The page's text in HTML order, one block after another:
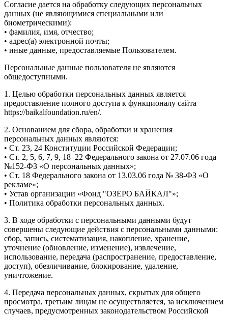
Согласие дается на обработку следующих персональных
данных (не являющимися специальными или
биометрическими):
• фамилия, имя, отчество;
• адрес(а) электронной почты;
• иные данные, предоставляемые Пользователем.
Персональные данные пользователя не являются
общедоступными.
1. Целью обработки персональных данных является
предоставление полного доступа к функционалу сайта
https://baikalfoundation.ru/en/.
2. Основанием для сбора, обработки и хранения
персональных данных являются:
• Ст. 23, 24 Конституции Российской Федерации;
• Ст. 2, 5, 6, 7, 9, 18–22 Федерального закона от 27.07.06 года
№152-ФЗ «О персональных данных»;
• Ст. 18 Федерального закона от 13.03.06 года № 38-ФЗ «О
рекламе»;
• Устав организации «Фонд "ОЗЕРО БАЙКАЛ"»;
• Политика обработки персональных данных.
3. В ходе обработки с персональными данными будут
совершены следующие действия с персональными данными:
сбор, запись, систематизация, накопление, хранение,
уточнение (обновление, изменение), извлечение,
использование, передача (распространение, предоставление,
доступ), обезличивание, блокирование, удаление,
уничтожение.
4. Передача персональных данных, скрытых для общего
просмотра, третьим лицам не осуществляется, за исключением
случаев, предусмотренных законодательством Российской